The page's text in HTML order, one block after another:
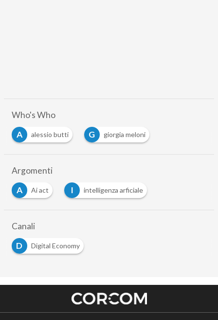
Who's Who
A
alessio butti G giorgia meloni
Argomenti
A
Ai act I intelligenza arficiale
Canali
D
Digital Economy